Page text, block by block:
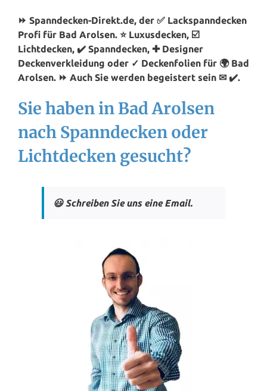
⏩ Spanndecken-Direkt.de, der ✅ Lackspanndecken
Profi für Bad Arolsen. ⭐ Luxusdecken, ☑️
Lichtdecken, ✔️ Spanndecken, ✚ Designer
Deckenverkleidung oder ✓ Deckenfolien für 🌍 Bad
Arolsen. ⏩ Auch Sie werden begeistert sein ✉ ✔️.
Sie haben in Bad Arolsen
nach Spanndecken oder
Lichtdecken gesucht?
😃 Schreiben Sie uns eine Email.